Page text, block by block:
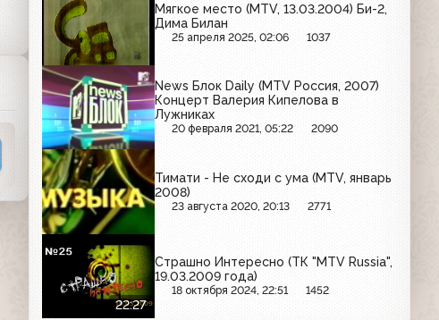
Мягкое место (MTV, 13.03.2004) Би-2,
Дима Билан
25 апреля 2025, 02:06 1037
News Блок Daily (MTV Россия, 2007)
Концерт Валерия Кипелова в
Лужниках
20 февраля 2021, 05:22 2090
Тимати - Не сходи с ума (MTV, январь
2008)
23 августа 2020, 20:13 2771
22:27
Страшно Интересно (ТК "MTV Russia",
19.03.2009 года)
18 октября 2024, 22:51 1452